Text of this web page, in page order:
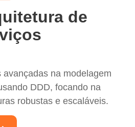
de
avançadas na modelagem
DDD, focando na
robustas e escaláveis.